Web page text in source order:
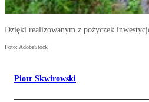
Dzięki realizowanym z pożyczek
Foto: AdobeStock
Piotr Skwirowski